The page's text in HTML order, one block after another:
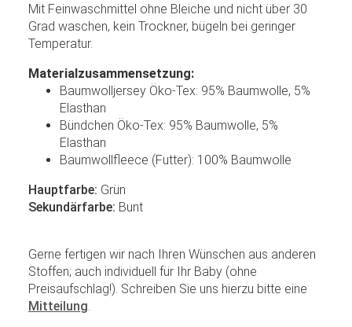
Mit Feinwaschmittel ohne Bleiche und nicht über 30
Grad waschen, kein Trockner, bügeln bei geringer
Temperatur.
Materialzusammensetzung:
Baumwolljersey Öko-Tex: 95% Baumwolle, 5%
Elasthan
Bündchen Öko-Tex: 95% Baumwolle, 5%
Elasthan
Baumwollfleece (Futter): 100% Baumwolle
Hauptfarbe: Grün
Sekundärfarbe: Bunt
Gerne fertigen wir nach Ihren Wünschen aus anderen
Stoffen; auch individuell für Ihr Baby (ohne
Preisaufschlag!). Schreiben Sie uns hierzu bitte eine
Mitteilung